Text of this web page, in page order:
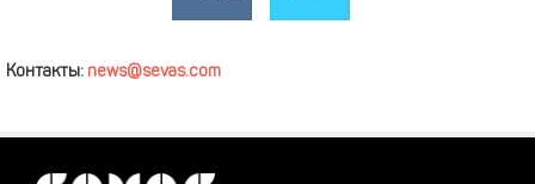
Контакты: news@sevas.com